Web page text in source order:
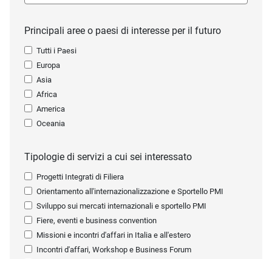
Principali aree o paesi di interesse per il futuro
Tutti i Paesi
Europa
Asia
Africa
America
Oceania
Tipologie di servizi a cui sei interessato
Progetti Integrati di Filiera
Orientamento all'internazionalizzazione e Sportello PMI
Sviluppo sui mercati internazionali e sportello PMI
Fiere, eventi e business convention
Missioni e incontri d'affari in Italia e all'estero
Incontri d'affari, Workshop e Business Forum